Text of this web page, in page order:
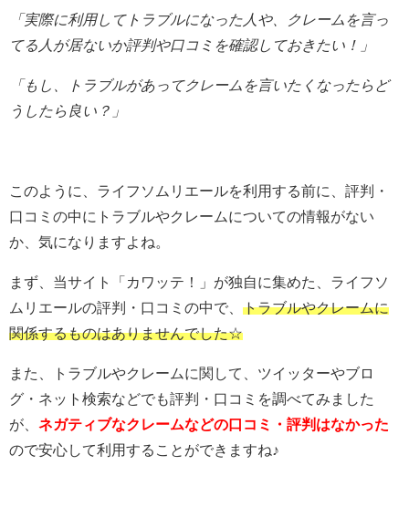
「実際に利用してトラブルになった人や、クレームを言っ
てる人が居ないか評判や口コミを確認しておきたい！」
「もし、トラブルがあってクレームを言いたくなったらど
うしたら良い？」
このように、ライフソムリエールを利用する前に、評判・
口コミの中にトラブルやクレームについての情報がない
か、気になりますよね。
まず、当サイト「カワッテ！」が独自に集めた、ライフソ
ムリエールの評判・口コミの中で、 トラブルやクレームに
関係するものはありませんでした☆
また、トラブルやクレームに関して、ツイッターやブロ
グ・ネット検索などでも評判・口コミを調べてみました
が、 ネガティブなクレームなどの口コミ・評判はなかった
ので安心して利用することができますね♪